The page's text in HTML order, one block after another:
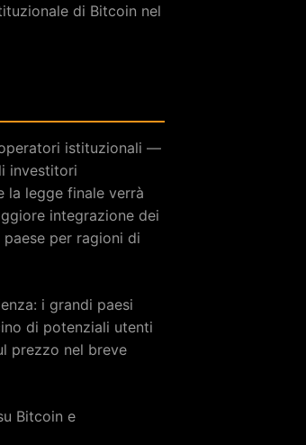
di Bitcoin nel
istituzionali —
investitori
la legge finale verrà
integrazione dei
per ragioni di
i grandi paesi
di potenziali utenti
prezzo nel breve
Bitcoin e